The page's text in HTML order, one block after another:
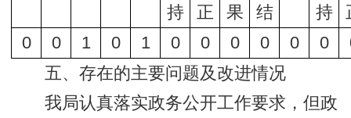
持
正
果
结
持
0
0 1 0 1 0 0 0 0 0 0
五、存在的主要问题及改进情况
我局认真落实政务公开工作要求，但政